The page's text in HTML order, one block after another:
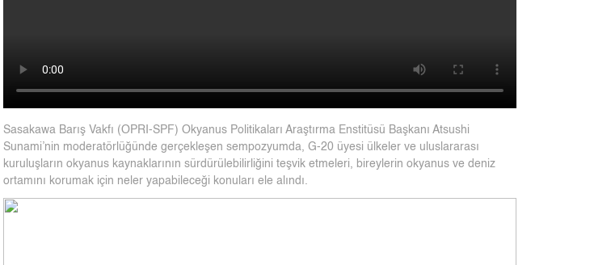
Sasakawa Barış Vakfı (OPRI-SPF) Okyanus Politikaları Araştırma Enstitüsü Başkanı Atsushi
Sunami’nin moderatörlüğünde gerçekleşen sempozyumda, G-20 üyesi ülkeler ve uluslararası
kuruluşların okyanus kaynaklarının sürdürülebilirliğini teşvik etmeleri, bireylerin okyanus ve deniz
ortamını korumak için neler yapabileceği konuları ele alındı.